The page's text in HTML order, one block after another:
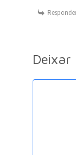
Deixar